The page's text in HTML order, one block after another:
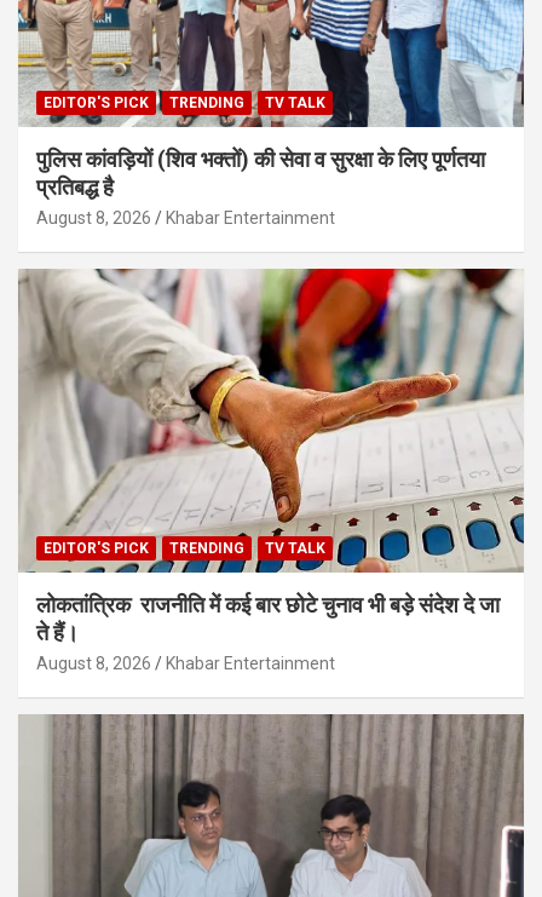
EDITOR'S PICK TRENDING TV TALK
पुलिस कांवड़ियों (शिव भक्तों) की सेवा व सुरक्षा के लिए पूर्णतया
प्रतिबद्ध है
August 8, 2026 Khabar Entertainment
EDITOR'S PICK TRENDING TV TALK
लोकतांत्रिक राजनीति में कई बार छोटे चुनाव भी बड़े संदेश दे जा
ते हैं।
August 8, 2026 Khabar Entertainment